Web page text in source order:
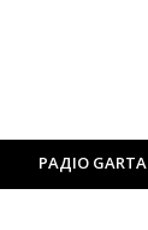
РАДІО GARTA